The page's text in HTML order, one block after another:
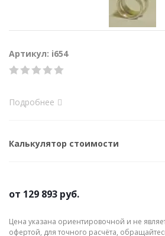
Артикул: i654
Подробнее
Калькулятор стоимости
от 129 893 руб.
Цена указана ориентировочной и не
офертой, для точного расчёта,